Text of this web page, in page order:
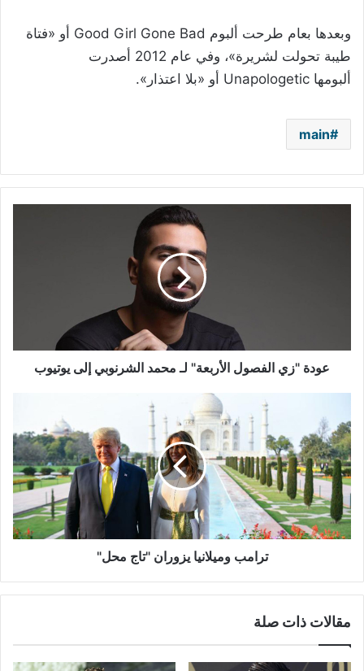
وبعدها بعام طرحت ألبوم Good Girl Gone Bad أو «فتاة
طيبة تحولت لشريرة»، وفي عام 2012 أصدرت
ألبومها Unapologetic أو «بلا اعتذار».
main
يوتيوب
عودة "زي الفصول الأربعة" لـ محمد الشرنوبي إلى يوتيوب
وميلانيا
يزوران
"تاج
محل"
ترامب وميلانيا يزوران "تاج محل"
مقالات ذات صلة